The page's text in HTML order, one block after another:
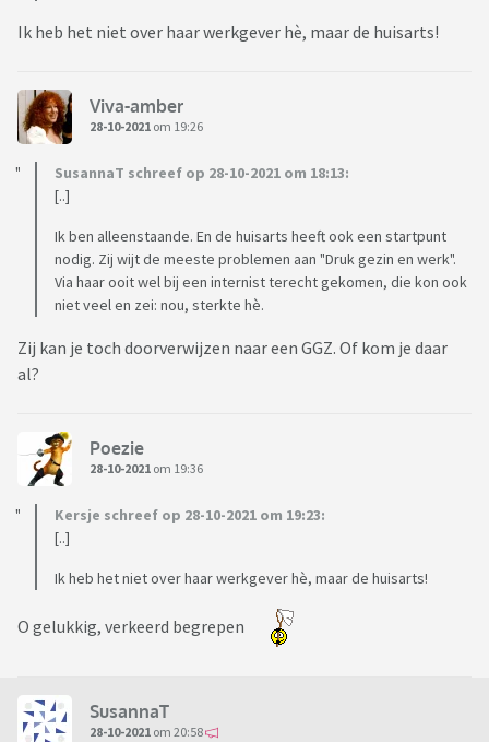
Ik heb het niet over haar werkgever hè, maar de huisarts!
Viva-amber
28-10-2021 om 19:26
SusannaT schreef op 28-10-2021 om 18:13:
[..]
Ik ben alleenstaande. En de huisarts heeft ook een startpunt
nodig. Zij wijt de meeste problemen aan "Druk gezin en werk".
Via haar ooit wel bij een internist terecht gekomen, die kon ook
niet veel en zei: nou, sterkte hè.
Zij kan je toch doorverwijzen naar een GGZ. Of kom je daar
al?
Poezie
28-10-2021 om 19:36
Kersje schreef op 28-10-2021 om 19:23:
[..]
Ik heb het niet over haar werkgever hè, maar de huisarts!
O gelukkig, verkeerd begrepen
SusannaT
28-10-2021 om 20:58